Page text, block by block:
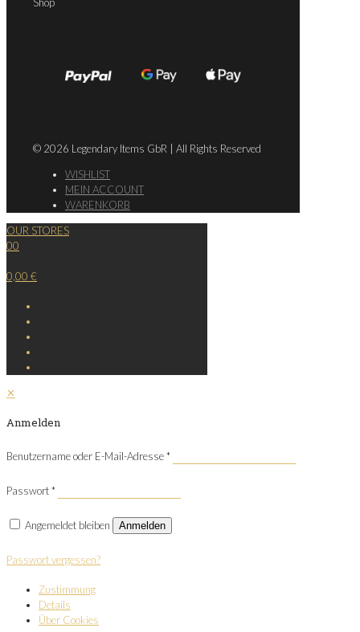
Shop
© 2026 Legendary Items GbR | All Rights Reserved
WISHLIST
MEIN ACCOUNT
WARENKORB
OUR STORES
00
0,00 €
✕
Anmelden
Benutzername oder E-Mail-Adresse*
Passwort*
Angemeldet bleiben Anmelden
Passwort vergessen?
Zustimmung
Details
Über Cookies